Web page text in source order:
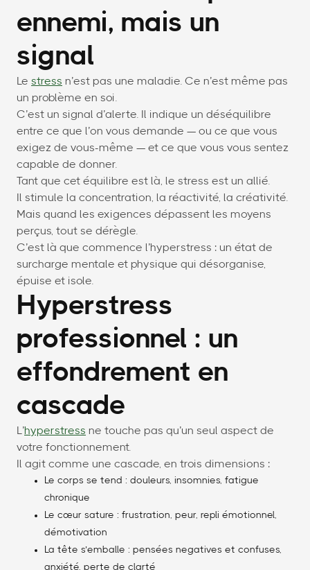
ennemi, mais un
signal
Le stress n’est pas une maladie. Ce n’est même pas
un problème en soi.
C’est un signal d’alerte. Il indique un déséquilibre
entre ce que l’on vous demande — ou ce que vous
exigez de vous-même — et ce que vous vous sentez
capable de donner.
Tant que cet équilibre est là, le stress est un allié.
Il stimule la concentration, la réactivité, la créativité.
Mais quand les exigences dépassent les moyens
perçus, tout se dérègle.
C’est là que commence l’hyperstress : un état de
surcharge mentale et physique qui désorganise,
épuise et isole.
Hyperstress
professionnel : un
effondrement en
cascade
L’hyperstress ne touche pas qu’un seul aspect de
votre fonctionnement.
Il agit comme une cascade, en trois dimensions :
Le corps se tend : douleurs, insomnies, fatigue
chronique
Le cœur sature : frustration, peur, repli émotionnel,
démotivation
La tête s’emballe : pensées negatives et confuses,
anxiété, perte de clarté